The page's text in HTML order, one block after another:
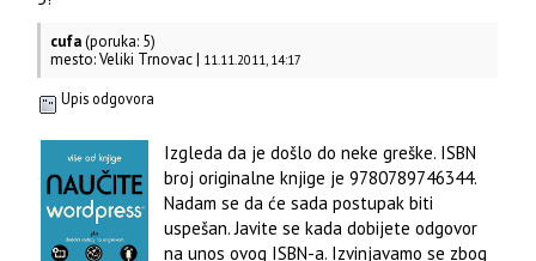
cufa(poruka: 5)
mesto: Veliki Trnovac | 11.11.2011, 14:17
Upis odgovora
Izgleda da je došlo do neke greške. ISBN
broj originalne knjige je 9780789746344.
Nadam se da će sada postupak biti
uspešan. Javite se kada dobijete odgovor
na unos ovog ISBN-a. Izvinjavamo se zbog